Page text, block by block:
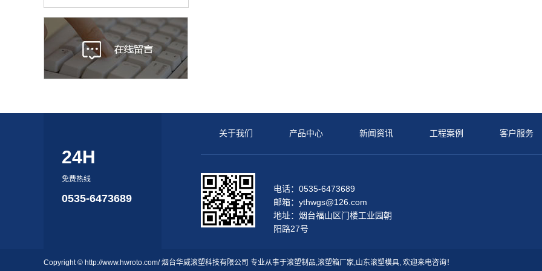
24H
免费热线
0535-6473689
关于我们 产品中心 新闻资讯 工程案例 客户服务
电话：0535-6473689
邮箱：ythwgs@126.com
地址：烟台福山区门楼工业园朝
阳路27号
Copyright © http://www.hwroto.com/ 烟台华威滚塑科技有限公司 专业从事于滚塑制品,滚塑箱厂家,山东滚塑模具, 欢迎来电咨询！